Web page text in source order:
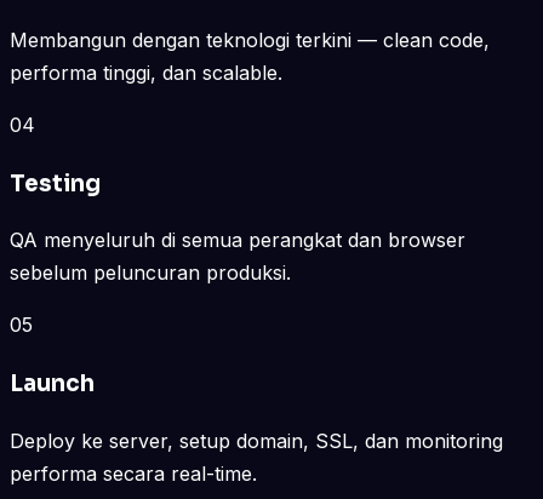
Membangun dengan teknologi terkini — clean code,
performa tinggi, dan scalable.
04
Testing
QA menyeluruh di semua perangkat dan browser
sebelum peluncuran produksi.
05
Launch
Deploy ke server, setup domain, SSL, dan monitoring
performa secara real-time.